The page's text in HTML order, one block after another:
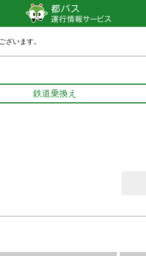
ざいます。
鉄道乗換え